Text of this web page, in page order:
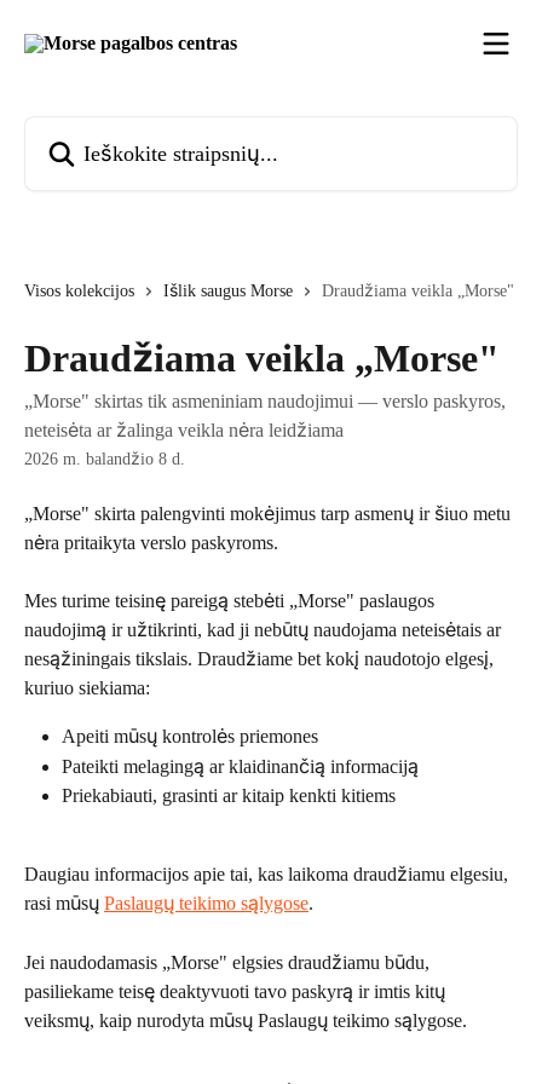
Visos kolekcijos Išlik saugus Morse Draudžiama veikla „Morse"
Draudžiama veikla „Morse"
„Morse" skirtas tik asmeniniam naudojimui — verslo paskyros,
neteisėta ar žalinga veikla nėra leidžiama
2026 m. balandžio 8 d.
„Morse" skirta palengvinti mokėjimus tarp asmenų ir šiuo metu
nėra pritaikyta verslo paskyroms.
Mes turime teisinę pareigą stebėti „Morse" paslaugos
naudojimą ir užtikrinti, kad ji nebūtų naudojama neteisėtais ar
nesąžiningais tikslais. Draudžiame bet kokį naudotojo elgesį,
kuriuo siekiama:
Apeiti mūsų kontrolės priemones
Pateikti melagingą ar klaidinančią informaciją
Priekabiauti, grasinti ar kitaip kenkti kitiems
Daugiau informacijos apie tai, kas laikoma draudžiamu elgesiu,
rasi mūsų Paslaugų teikimo sąlygose.
Jei naudodamasis „Morse" elgsies draudžiamu būdu,
pasiliekame teisę deaktyvuoti tavo paskyrą ir imtis kitų
veiksmų, kaip nurodyta mūsų Paslaugų teikimo sąlygose.